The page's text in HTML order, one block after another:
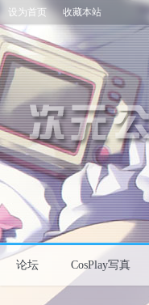
设为首页 收藏本站
论坛 CosPlay写真